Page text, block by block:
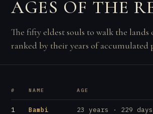
AGES OF THE
The fifty eldest souls to walk the
ranked by their years of accumulated
# NAME AGE
1 Bambi 23 years · 229